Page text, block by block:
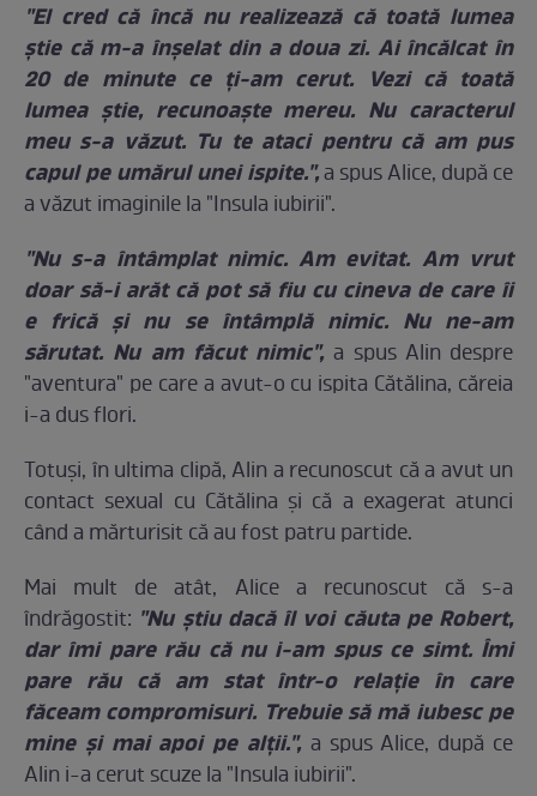
"El cred că încă nu realizează că toată lumea
ştie că m-a înşelat din a doua zi. Ai încălcat în
20 de minute ce ţi-am cerut. Vezi că toată
lumea ştie, recunoaşte mereu. Nu caracterul
meu s-a văzut. Tu te ataci pentru că am pus
capul pe umărul unei ispite.",a spus Alice, după ce
a văzut imaginile la "Insula iubirii".
"Nu s-a întâmplat nimic. Am evitat. Am vrut
doar să-i arăt că pot să fiu cu cineva de care îi
e frică şi nu se întâmplă nimic. Nu ne-am
sărutat. Nu am făcut nimic",a spus Alin despre
"aventura" pe care a avut-o cu ispita Cătălina, căreia
i-a dus flori.
Totuşi, în ultima clipă, Alin a recunoscut că a avut un
contact sexual cu Cătălina şi că a exagerat atunci
când a mărturisit că au fost patru partide.
Mai mult de atât, Alice a recunoscut că s-a
îndrăgostit: "Nu ştiu dacă îl voi căuta pe Robert,
dar îmi pare rău că nu i-am spus ce simt. Îmi
pare rău că am stat într-o relaţie în care
făceam compromisuri. Trebuie să mă iubesc pe
mine şi mai apoi pe alţii.", a spus Alice, după ce
Alin i-a cerut scuze la "Insula iubirii".